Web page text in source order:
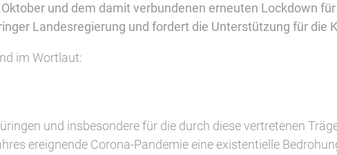
und dem damit verbundenen erneuten Lockdown
Landesregierung und fordert die Unterstützung für die
im Wortlaut:
und insbesondere für die durch diese vertretenen
ereignende Corona-Pandemie eine existentielle